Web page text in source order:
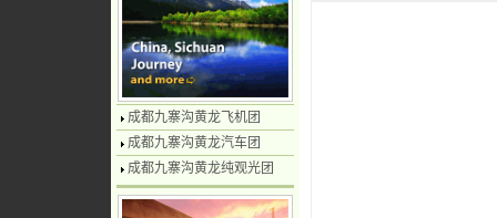
成都九寨沟黄龙飞机团
成都九寨沟黄龙汽车团
成都九寨沟黄龙纯观光团